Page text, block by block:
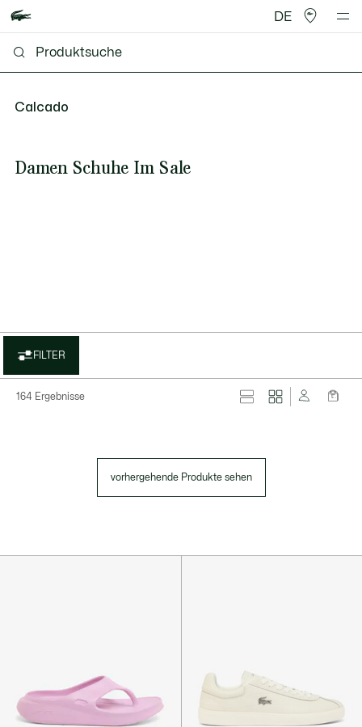
DE
Calcado
Damen Schuhe Im Sale
FILTER
164 Ergebnisse
vorhergehende Produkte sehen